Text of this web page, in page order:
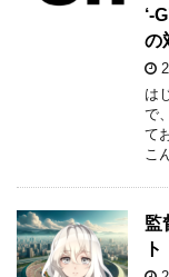
‘-
の
は
で
て
こ
監
ト